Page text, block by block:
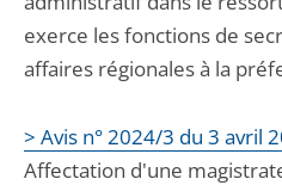
exerce les fonctions de
affaires régionales à la
> Avis n° 2024/3 du 3 avril
Affectation d'une